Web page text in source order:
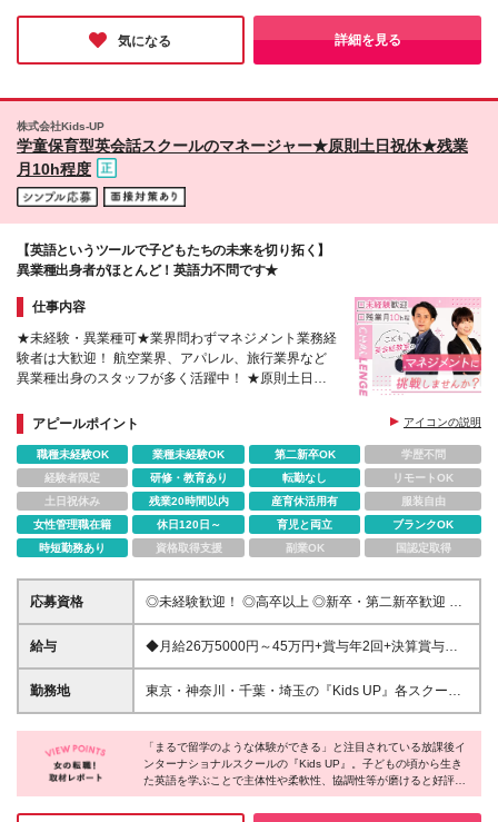
園調布雪谷、馬込 世田谷区／成城、等々力 品川区／
戸越、大井、北品川 中央区／晴海 三鷹市／三鷹 町田
市／南町田グランベリーパーク ■埼玉 川口市／川口 ■
除く当社関連勤務地
継続中。年間数校の開校を目標にまずは70校を目指すとのこと。
拡大に伴い様々なポジションが生まれています。社員も会社と共
に成長しながら長期キャリアが積めそうだと感じました。
気になる 詳細を見る
株式会社Kids-UP
学童保育型英会話スクールのマネージャー★原則土日祝休★残業
月10h程度
【英語というツールで子どもたちの未来を切り拓く】
異業種出身者がほとんど！英語力不問です★
仕事内容
★未経験・異業種可★業界問わずマネジメント業務経
験者は大歓迎！ 航空業界、アパレル、旅行業界など
異業種出身のスタッフが多く活躍中！ ★原則土日祝
ベート充実
アピールポイント アイコンの説明
職種未経験OK 業種未経験OK 第二新卒OK
学歴不問
経験者限定
研修・教育あり 転勤なし
リモートOK
土日祝休み
残業20時間以内 産育休活用有
服装自由
女性管理職在籍
休日120日～ 育児と両立
ブランクOK
時短勤務あり
資格取得支援 副業OK 国認定取得
応募資格
◎未経験歓迎！ ◎高卒以上 ◎新卒・第二新卒歓迎 ■
歓迎条件 ・塾や英会話スクールなど、教育業界での
実務経験 ・デスクワークのあるマネジメント経験 ・
舗・拠点運営経験 ※事業拡大に伴い、さまざまなポジ
ションに挑戦可能。 意欲的にキャリアアップを目
給与
◆月給26万5000円～45万円+賞与年2回+決算賞与
（業績、評価による） ※経験・スキルを考慮のうえ、
当社規定により優遇します。 ※残業代は全額支給いた
ません。
勤務地
東京・神奈川・千葉・埼玉の『Kids UP』各スクール
へ配属となります。 ■東京 台東区／上野 ★New
Open！ 豊島区／要町 ★New Open！ 豊島区／北池
袋 北区／赤羽 新宿区／早稲田、四谷 中野区／鷺宮 江
東区／りんかい東雲、門前仲町、東陽町、大島 大田
区／大森、長原、池上、蒲田駅前、田園調布雪谷、馬
込 世田谷区／成城、等々力 品川区／戸越、大井、北
「まるで留学のような体験ができる」と注目されている放課後イ
ンターナショナルスクールの『Kids UP』。子どもの頃から生き
た英語を学ぶことで主体性や柔軟性、協調性等が磨けると好評で
す。そんなスクールを運営する同社は業績好調により事業拡大を
継続中。年間数校の開校を目標にまずは70校を目指すとのこと。